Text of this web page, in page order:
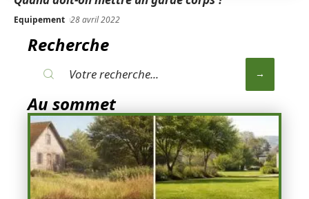
Equipement 28 avril 2022
Recherche
Au sommet